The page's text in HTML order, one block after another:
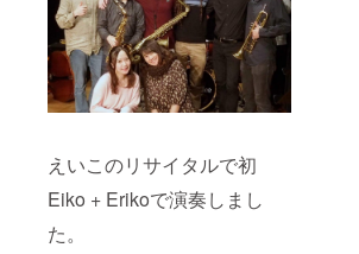
えいこのリサイタルで初
Eiko + Erikoで演奏しまし
た。